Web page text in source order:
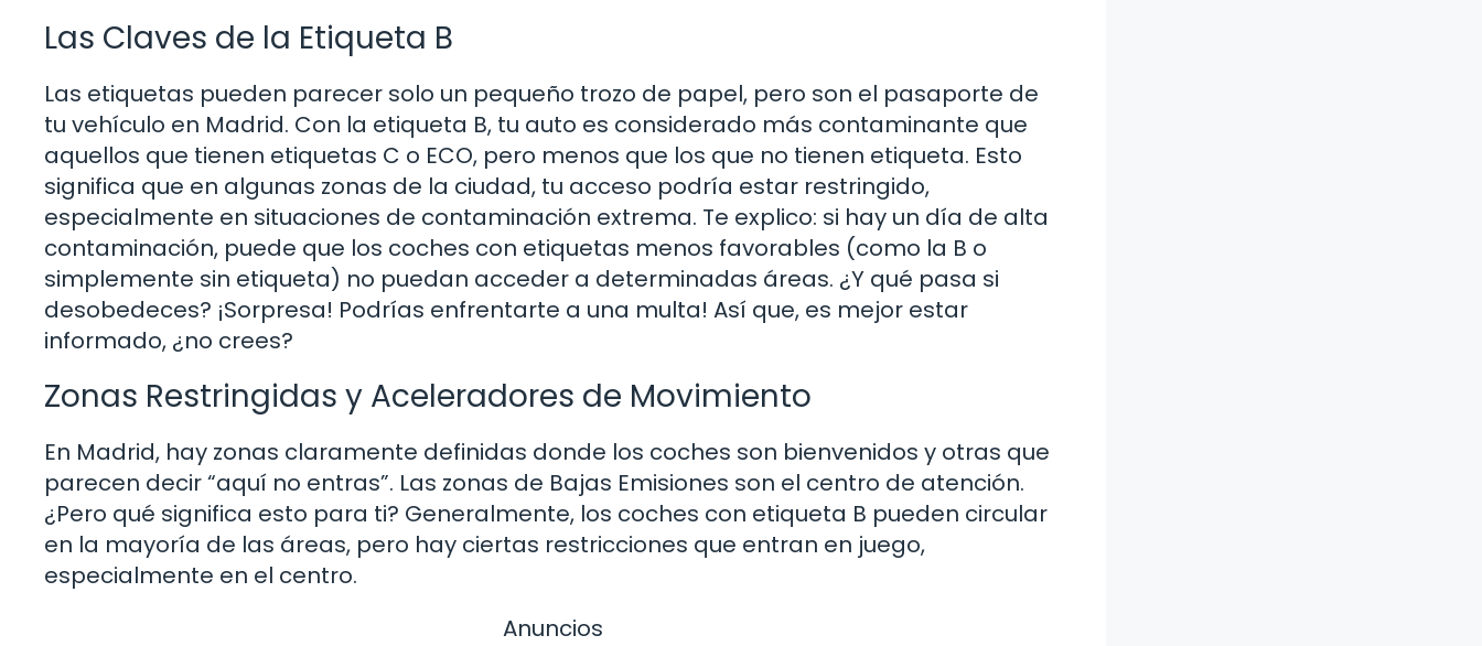
Las Claves de la Etiqueta B
Las etiquetas pueden parecer solo un pequeño trozo de papel, pero son el pasaporte de
tu vehículo en Madrid. Con la etiqueta B, tu auto es considerado más contaminante que
aquellos que tienen etiquetas C o ECO, pero menos que los que no tienen etiqueta. Esto
significa que en algunas zonas de la ciudad, tu acceso podría estar restringido,
especialmente en situaciones de contaminación extrema. Te explico: si hay un día de alta
contaminación, puede que los coches con etiquetas menos favorables (como la B o
simplemente sin etiqueta) no puedan acceder a determinadas áreas. ¿Y qué pasa si
desobedeces? ¡Sorpresa! Podrías enfrentarte a una multa! Así que, es mejor estar
informado, ¿no crees?
Zonas Restringidas y Aceleradores de Movimiento
En Madrid, hay zonas claramente definidas donde los coches son bienvenidos y otras que
parecen decir “aquí no entras”. Las zonas de Bajas Emisiones son el centro de atención.
¿Pero qué significa esto para ti? Generalmente, los coches con etiqueta B pueden circular
en la mayoría de las áreas, pero hay ciertas restricciones que entran en juego,
especialmente en el centro.
Anuncios